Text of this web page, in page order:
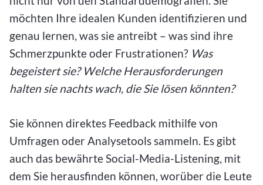
möchten Ihre idealen Kunden identifizieren und
genau lernen, was sie antreibt – was sind ihre
Schmerzpunkte oder Frustrationen? Was
begeistert sie? Welche Herausforderungen
halten sie nachts wach, die Sie lösen könnten?
Sie können direktes Feedback mithilfe von
Umfragen oder Analysetools sammeln. Es gibt
auch das bewährte Social-Media-Listening, mit
dem Sie herausfinden können, worüber die Leute